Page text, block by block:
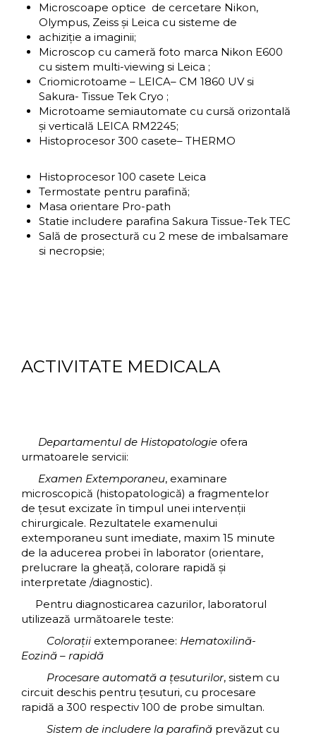
Microscoape optice de cercetare Nikon,
Olympus, Zeiss şi Leica cu sisteme de
achiziţie a imaginii;
Microscop cu cameră foto marca Nikon E600
cu sistem multi-viewing si Leica ;
Criomicrotoame – LEICA– CM 1860 UV si
Sakura- Tissue Tek Cryo ;
Microtoame semiautomate cu cursă orizontală
şi verticală LEICA RM2245;
Histoprocesor 300 casete– THERMO
Histoprocesor 100 casete Leica
Termostate pentru parafină;
Masa orientare Pro-path
Statie includere parafina Sakura Tissue-Tek TEC
Sală de prosectură cu 2 mese de imbalsamare
si necropsie;
ACTIVITATE MEDICALA
Departamentul de Histopatologie ofera
urmatoarele servicii:
Examen Extemporaneu, examinare
microscopică (histopatologică) a fragmentelor
de ţesut excizate în timpul unei intervenţii
chirurgicale. Rezultatele examenului
extemporaneu sunt imediate, maxim 15 minute
de la aducerea probei în laborator (orientare,
prelucrare la gheaţă, colorare rapidă şi
interpretate /diagnostic).
Pentru diagnosticarea cazurilor, laboratorul
utilizează următoarele teste:
Coloraţii extemporanee: Hematoxilină-
Eozină – rapidă
Procesare automată a ţesuturilor, sistem cu
circuit deschis pentru ţesuturi, cu procesare
rapidă a 300 respectiv 100 de probe simultan.
Sistem de includere la parafină prevăzut cu